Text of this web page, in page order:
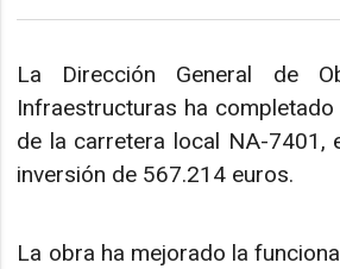
La Dirección General de
Infraestructuras ha
de la carretera local NA-7401,
inversión de 567.214 euros.
La obra ha mejorado la